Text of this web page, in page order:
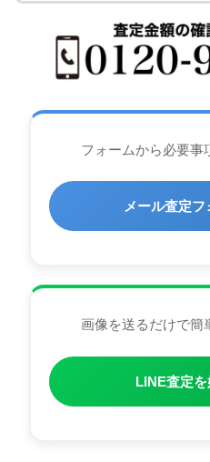
フォームから必要事
メール査定
画像を送るだけで簡
LINE査定